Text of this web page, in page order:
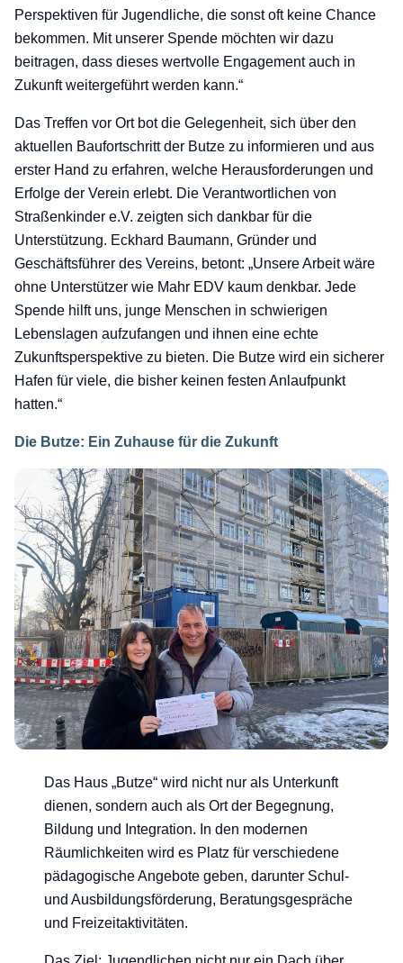
Perspektiven für Jugendliche, die sonst oft keine Chance
bekommen. Mit unserer Spende möchten wir dazu
beitragen, dass dieses wertvolle Engagement auch in
Zukunft weitergeführt werden kann.“
Das Treffen vor Ort bot die Gelegenheit, sich über den
aktuellen Baufortschritt der Butze zu informieren und aus
erster Hand zu erfahren, welche Herausforderungen und
Erfolge der Verein erlebt. Die Verantwortlichen von
Straßenkinder e.V. zeigten sich dankbar für die
Unterstützung. Eckhard Baumann, Gründer und
Geschäftsführer des Vereins, betont: „Unsere Arbeit wäre
ohne Unterstützer wie Mahr EDV kaum denkbar. Jede
Spende hilft uns, junge Menschen in schwierigen
Lebenslagen aufzufangen und ihnen eine echte
Zukunftsperspektive zu bieten. Die Butze wird ein sicherer
Hafen für viele, die bisher keinen festen Anlaufpunkt
hatten.“
Die Butze: Ein Zuhause für die Zukunft
Das Haus „Butze“ wird nicht nur als Unterkunft
dienen, sondern auch als Ort der Begegnung,
Bildung und Integration. In den modernen
Räumlichkeiten wird es Platz für verschiedene
pädagogische Angebote geben, darunter Schul-
und Ausbildungsförderung, Beratungsgespräche
und Freizeitaktivitäten.